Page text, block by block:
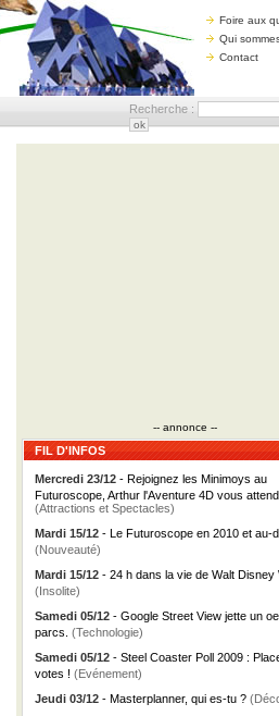
Foire aux
Qui
Contact
Recherche :
-- annonce --
FIL D'INFOS
Mercredi 23/12 - Rejoignez les Minimoys au
Futuroscope, Arthur l'Aventure 4D vous
(Attractions et Spectacles)
Mardi 15/12 - Le Futuroscope en 2010 et au-
(Nouveauté)
Mardi 15/12 - 24 h dans la vie de Walt Disney
(Insolite)
Samedi 05/12 - Google Street View jette un
parcs. (Technologie)
Samedi 05/12 - Steel Coaster Poll 2009 :
votes ! (Evénement)
Jeudi 03/12 - Masterplanner, qui es-tu ?